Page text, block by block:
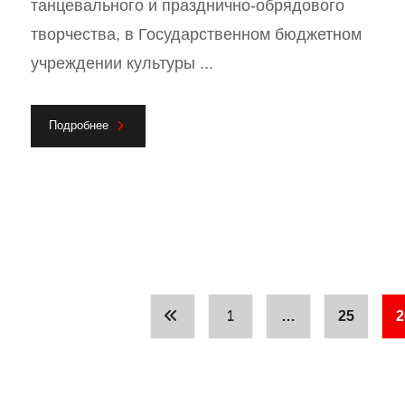
танцевального и празднично-обрядового
творчества, в Государственном бюджетном
учреждении культуры ...
Подробнее
1 … 25